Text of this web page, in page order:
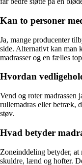
Kan to personer
Ja, mange producenter
side. Alternativt kan man
madrasser og en fælles
Hvordan
Vend og roter madrassen
rullemadras eller betræk,
støv.
Hvad betyder
Zoneinddeling betyder,
skuldre, lænd og hofter.